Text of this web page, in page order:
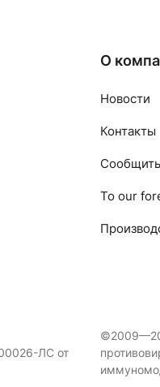
О
Новости
Контакты
To our
ЛС от